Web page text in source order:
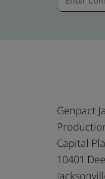
Genpact
Capital
10401